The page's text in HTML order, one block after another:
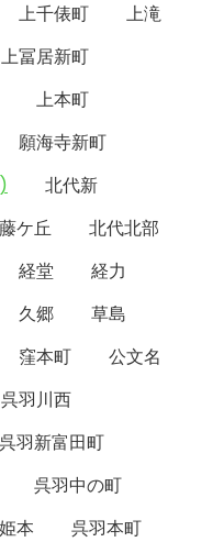
上千俵町
上滝
上冨居新町
上本町
願海寺新町
北代新
ケ丘
北代北部
経堂
経力
久郷
草島
窪本町
公文名
呉羽川西
呉羽新富田町
呉羽中の町
本
呉羽本町